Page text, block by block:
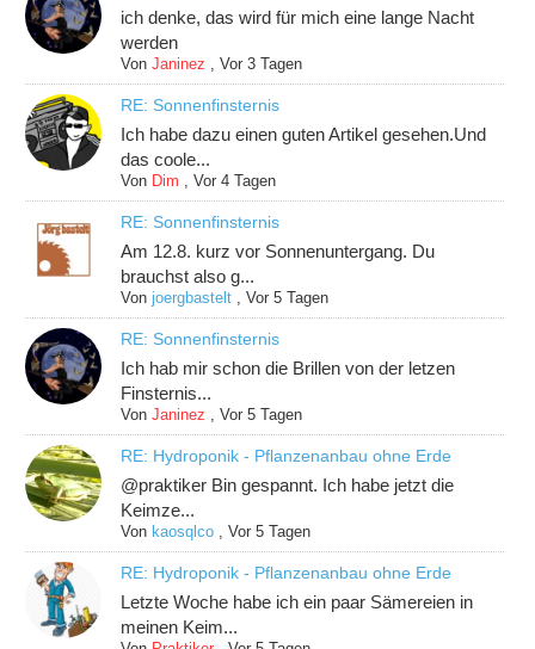
ich denke, das wird für mich eine lange Nacht
werden
VonJaninez ,Vor 3 Tagen
RE: Sonnenfinsternis
Ich habe dazu einen guten Artikel gesehen.Und
das coole...
Von Dim ,Vor 4 Tagen
RE: Sonnenfinsternis
Am 12.8. kurz vor Sonnenuntergang. Du
brauchst also g...
Vonjoergbastelt ,Vor 5 Tagen
RE: Sonnenfinsternis
Ich hab mir schon die Brillen von der letzen
Finsternis...
VonJaninez ,Vor 5 Tagen
RE: Hydroponik - Pflanzenanbau ohne Erde
@praktiker Bin gespannt. Ich habe jetzt die
Keimze...
Von kaosqlco ,Vor 5 Tagen
RE: Hydroponik - Pflanzenanbau ohne Erde
Letzte Woche habe ich ein paar Sämereien in
meinen Keim...